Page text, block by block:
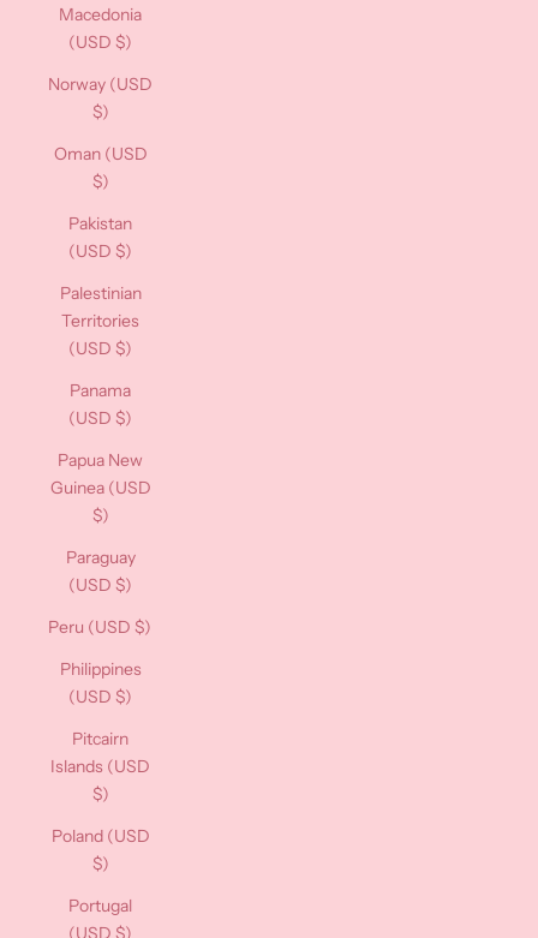
Macedonia
(USD $)
Norway (USD
$)
Oman (USD
$)
Pakistan
(USD $)
Palestinian
Territories
(USD $)
Panama
(USD $)
Papua New
Guinea (USD
$)
Paraguay
(USD $)
Peru (USD $)
Philippines
(USD $)
Pitcairn
Islands (USD
$)
Poland (USD
$)
Portugal
(USD $)